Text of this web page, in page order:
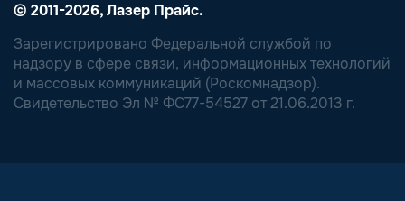
© 2011-2026, Лазер Прайс.
Зарегистрировано Федеральной службой по
надзору в сфере связи, информационных технологий
и массовых коммуникаций (Роскомнадзор).
Свидетельство Эл № ФС77-54527 от 21.06.2013 г.